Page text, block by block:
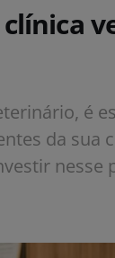
é
da sua
nesse